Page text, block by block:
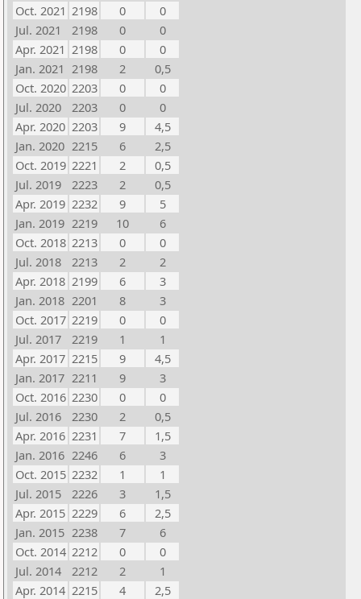
Oct. 2021 2198 0
0
Jul. 2021
2198 0
0
Apr. 2021 2198 0
0
Jan. 2021 2198 2
0,5
Oct. 2020 2203 0
0
Jul. 2020
2203 0
0
Apr. 2020 2203 9
4,5
Jan. 2020 2215 6
2,5
Oct. 2019 2221 2
0,5
Jul. 2019
2223 2
0,5
Apr. 2019 2232 9
5
Jan. 2019 2219 10
6
Oct. 2018 2213 0
0
Jul. 2018
2213 2
2
Apr. 2018 2199 6
3
Jan. 2018 2201 8
3
Oct. 2017 2219 0
0
Jul. 2017
2219 1
1
Apr. 2017 2215 9
4,5
Jan. 2017 2211 9
3
Oct. 2016 2230 0
0
Jul. 2016
2230 2
0,5
Apr. 2016 2231 7
1,5
Jan. 2016 2246 6
3
Oct. 2015 2232 1
1
Jul. 2015
2226 3
1,5
Apr. 2015 2229 6
2,5
Jan. 2015 2238 7
6
Oct. 2014 2212 0
0
Jul. 2014
2212 2
1
Apr. 2014 2215 4
2,5